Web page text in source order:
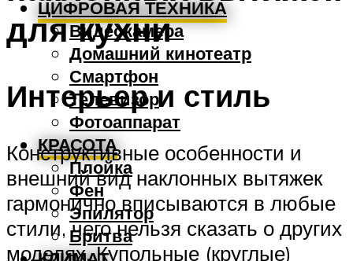
ЦИФРОВАЯ ТЕХНИКА
Видеокамера
Домашний кинотеатр
Смартфон
Телевизор
Фотоаппарат
КРАСОТА
Плойка
Фен
Эпилятор
Бритва
для кухни
Интерьер и стиль
Конструктивные особенности и
внешний вид наклонных вытяжек
гармонично вписываются в любые
стили, чего нельзя сказать о других
моделях. Купольные (круглые)